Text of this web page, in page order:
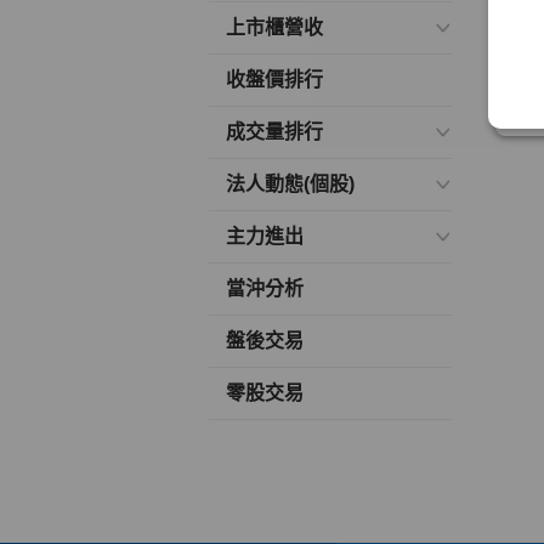
上市櫃營收
收盤價排行
成交量排行
法人動態(個股)
主力進出
當沖分析
盤後交易
零股交易